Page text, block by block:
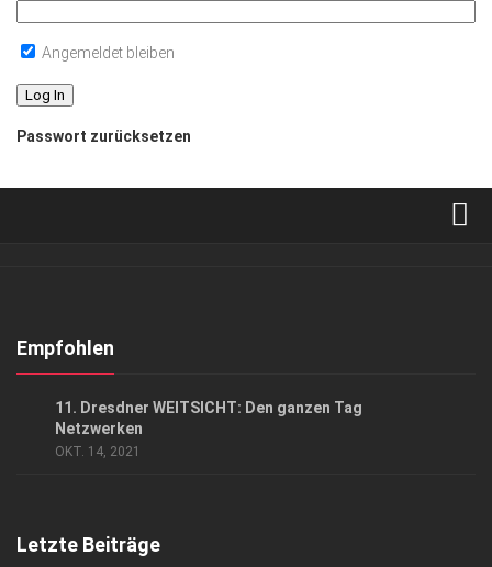
Angemeldet bleiben
Passwort zurücksetzen
Kontakt, Impressum
Empfohlen
11. Dresdner WEITSICHT: Den ganzen Tag
Netzwerken
OKT. 14, 2021
Letzte Beiträge